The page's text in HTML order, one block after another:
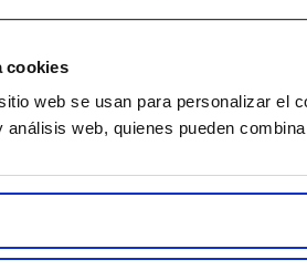
cookies
web se usan para personalizar el
web, quienes pueden